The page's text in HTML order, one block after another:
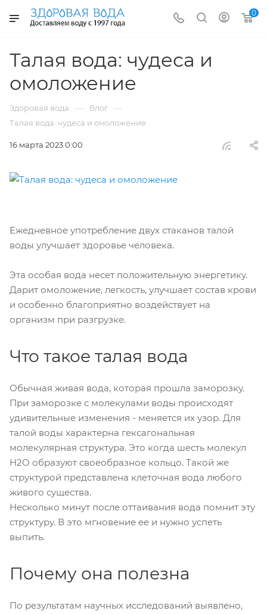
0
Талая вода: чудеса и
омоложение
Здоровая вода — Блог —
Талая вода: чудеса и омоложение
16 марта 2023 0:00
Ежедневное употребление двух стаканов талой
воды улучшает здоровье человека.
Эта особая вода несет положительную энергетику.
Дарит омоложение, легкость, улучшает состав крови
и особенно благоприятно воздействует на
организм при разгрузке.
Что такое талая вода
Обычная живая вода, которая прошла заморозку.
При заморозке с молекулами воды происходят
удивительные изменения - меняется их узор. Для
талой воды характерна гексагональная
молекулярная структура. Это когда шесть молекул
H2O образуют своеобразное кольцо. Такой же
структурой представлена клеточная вода любого
живого существа.
Несколько минут после оттаивания вода помнит эту
структуру. В это мгновение ее и нужно успеть
выпить.
Почему она полезна
По результатам научных исследований выявлено,